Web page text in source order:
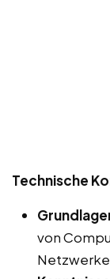
Technische
von